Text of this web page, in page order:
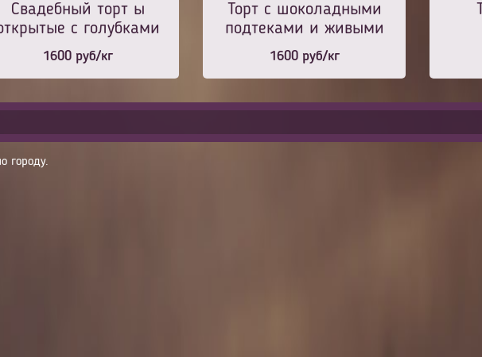
Свадебный торт ы
с голубками
на выбор
1600руб/кг
Торт с шоколадными
подтеками и живыми
цветами
1600руб/кг
городу.